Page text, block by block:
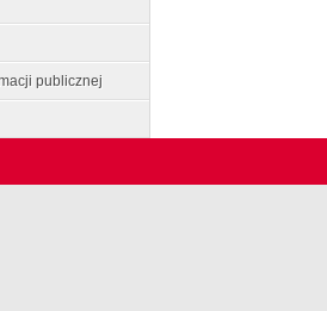
publicznej